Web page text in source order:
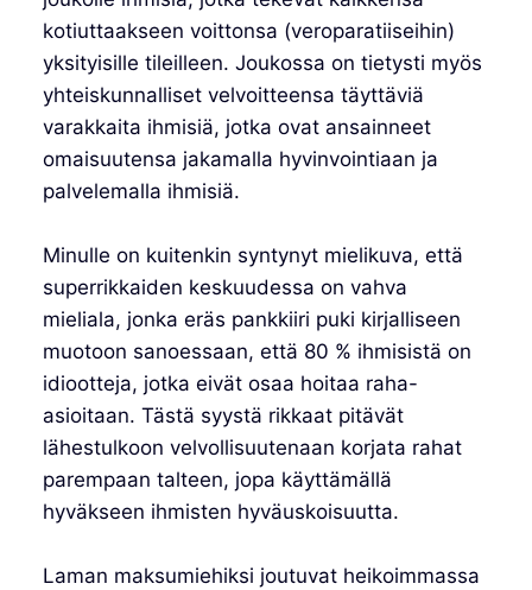
kotiuttaakseen voittonsa (veroparatiiseihin)
yksityisille tileilleen. Joukossa on tietysti myös
yhteiskunnalliset velvoitteensa täyttäviä
varakkaita ihmisiä, jotka ovat ansainneet
omaisuutensa jakamalla hyvinvointiaan ja
palvelemalla ihmisiä.
Minulle on kuitenkin syntynyt mielikuva, että
superrikkaiden keskuudessa on vahva
mieliala, jonka eräs pankkiiri puki kirjalliseen
muotoon sanoessaan, että 80 % ihmisistä on
idiootteja, jotka eivät osaa hoitaa raha-
asioitaan. Tästä syystä rikkaat pitävät
lähestulkoon velvollisuutenaan korjata rahat
parempaan talteen, jopa käyttämällä
hyväkseen ihmisten hyväuskoisuutta.
Laman maksumiehiksi joutuvat heikoimmassa